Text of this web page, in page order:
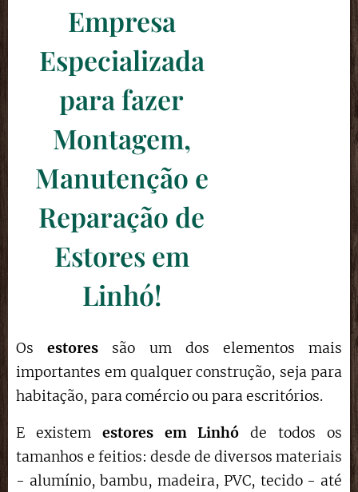
Empresa
Especializada
para fazer
Montagem,
Manutenção e
Reparação de
Estores em
Linhó!
Os estores são um dos elementos mais
importantes em qualquer construção, seja para
habitação, para comércio ou para escritórios.
E existem estores em Linhóde todos os
tamanhos e feitios: desde de diversos materiais
- alumínio, bambu, madeira, PVC, tecido - até